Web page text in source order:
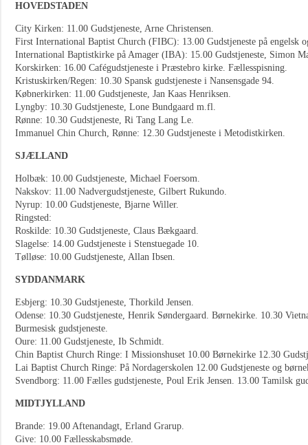
HOVEDSTADEN
City Kirken: 11.00 Gudstjeneste, Arne Christensen.
First International Baptist Church (FIBC): 13.00 Gudstjeneste på engelsk
International Baptistkirke på Amager (IBA): 15.00 Gudstjeneste, Simon
Korskirken: 16.00 Cafégudstjeneste i Præstebro kirke. Fællesspisning.
Kristuskirken/Regen: 10.30 Spansk gudstjeneste i Nansensgade 94.
Købnerkirken: 11.00 Gudstjeneste, Jan Kaas Henriksen.
Lyngby: 10.30 Gudstjeneste, Lone Bundgaard m.fl.
Rønne: 10.30 Gudstjeneste, Ri Tang Lang Le.
Immanuel Chin Church, Rønne: 12.30 Gudstjeneste i Metodistkirken.
SJÆLLAND
Holbæk: 10.00 Gudstjeneste, Michael Foersom.
Nakskov: 11.00 Nadvergudstjeneste, Gilbert Rukundo.
Nyrup: 10.00 Gudstjeneste, Bjarne Willer.
Ringsted:
Roskilde: 10.30 Gudstjeneste, Claus Bækgaard.
Slagelse: 14.00 Gudstjeneste i Stenstuegade 10.
Tølløse: 10.00 Gudstjeneste, Allan Ibsen.
SYDDANMARK
Esbjerg: 10.30 Gudstjeneste, Thorkild Jensen.
Odense: 10.30 Gudstjeneste, Henrik Søndergaard. Børnekirke. 10.30
Burmesisk gudstjeneste.
Oure: 11.00 Gudstjeneste, Ib Schmidt.
Chin Baptist Church Ringe: I Missionshuset 10.00 Børnekirke 12.30
Lai Baptist Church Ringe: På Nordagerskolen 12.00 Gudstjeneste og
Svendborg: 11.00 Fælles gudstjeneste, Poul Erik Jensen. 13.00 Tamilsk
MIDTJYLLAND
Brande: 19.00 Aftenandagt, Erland Grarup.
Give: 10.00 Fællesskabsmøde.